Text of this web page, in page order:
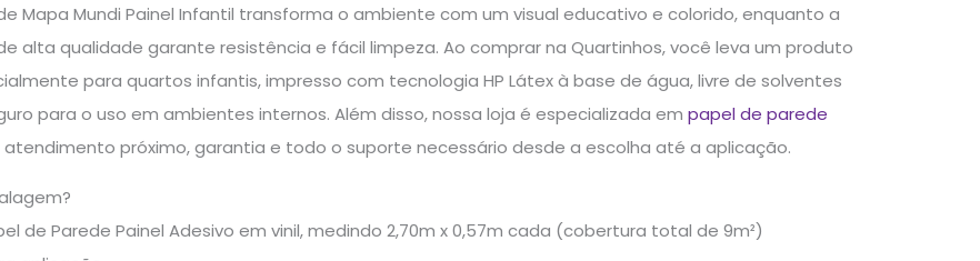
Mapa Mundi Painel Infantil transforma o ambiente com um visual educativo e colorido, enquanto a
alta qualidade garante resistência e fácil limpeza. Ao comprar na Quartinhos, você leva um produto
para quartos infantis, impresso com tecnologia HP Látex à base de água, livre de solventes
para o uso em ambientes internos. Além disso, nossa loja é especializada em papel de parede
próximo, garantia e todo o suporte necessário desde a escolha até a aplicação.
de Parede Painel Adesivo em vinil, medindo 2,70m x 0,57m cada (cobertura total de 9m²)